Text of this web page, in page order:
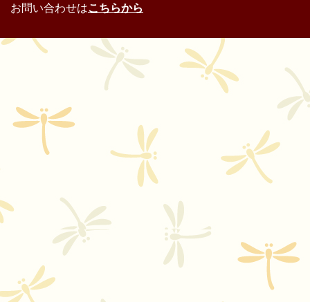
お問い合わせはこちらから